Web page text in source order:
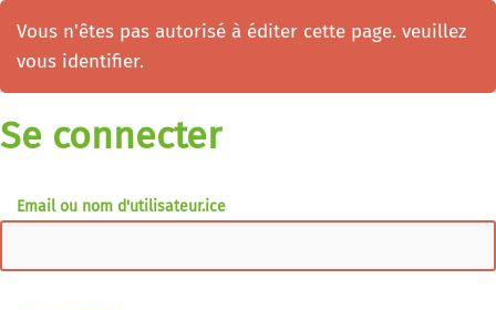
Vous n'êtes pas autorisé à éditer cette page. veuillez
vous identifier.
Se connecter
Email ou nom d'utilisateur.ice